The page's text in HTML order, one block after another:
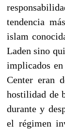
tendencia
islam
Laden sino
implicados
Center eran
hostilidad de
durante y
el régimen